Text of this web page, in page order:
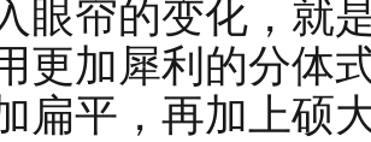
眼帘的变化，就
更加犀利的分体
扁平，再加上硕